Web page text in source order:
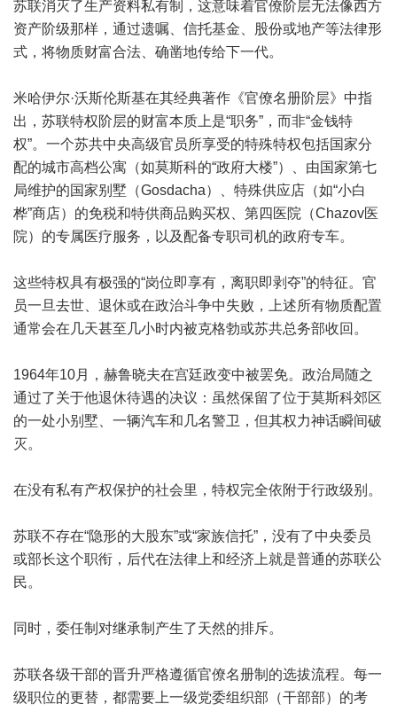
苏联消灭了生产资料私有制，这意味着官僚阶层无法像西方
资产阶级那样，通过遗嘱、信托基金、股份或地产等法律形
式，将物质财富合法、确凿地传给下一代。
米哈伊尔·沃斯伦斯基在其经典著作《官僚名册阶层》中指
出，苏联特权阶层的财富本质上是“职务”，而非“金钱特
权”。一个苏共中央高级官员所享受的特殊特权包括国家分
配的城市高档公寓（如莫斯科的“政府大楼”）、由国家第七
局维护的国家别墅（Gosdacha）、特殊供应店（如“小白
桦”商店）的免税和特供商品购买权、第四医院（Chazov医
院）的专属医疗服务，以及配备专职司机的政府专车。
这些特权具有极强的“岗位即享有，离职即剥夺”的特征。官
员一旦去世、退休或在政治斗争中失败，上述所有物质配置
通常会在几天甚至几小时内被克格勃或苏共总务部收回。
1964年10月，赫鲁晓夫在宫廷政变中被罢免。政治局随之
通过了关于他退休待遇的决议：虽然保留了位于莫斯科郊区
的一处小别墅、一辆汽车和几名警卫，但其权力神话瞬间破
灭。
在没有私有产权保护的社会里，特权完全依附于行政级别。
苏联不存在“隐形的大股东”或“家族信托”，没有了中央委员
或部长这个职衔，后代在法律上和经济上就是普通的苏联公
民。
同时，委任制对继承制产生了天然的排斥。
苏联各级干部的晋升严格遵循官僚名册制的选拔流程。每一
级职位的更替，都需要上一级党委组织部（干部部）的考